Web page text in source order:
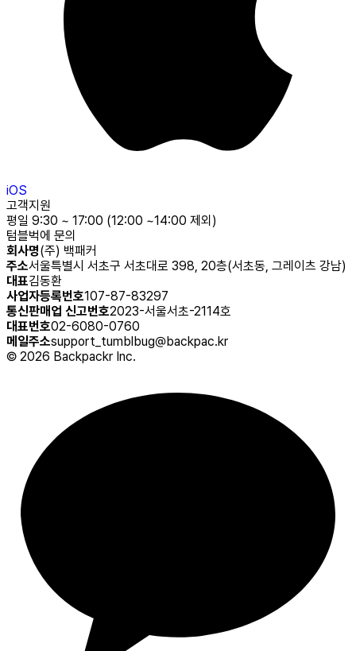
iOS
고객지원
평일 9:30 ~ 17:00 (12:00 ~14:00 제외)
텀블벅에 문의
회사명(주) 백패커
주소서울특별시 서초구 서초대로 398, 20층(서초동, 그레이츠 강남)
대표김동환
사업자등록번호107-87-83297
통신판매업 신고번호2023-서울서초-2114호
대표번호02-6080-0760
메일주소support_tumblbug@backpac.kr
© 2026 Backpackr Inc.